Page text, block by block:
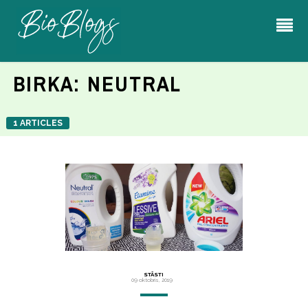
BIRKA: NEUTRAL
1 ARTICLES
STĀSTI
09 oktobris, 2019